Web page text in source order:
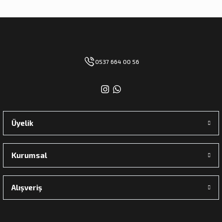
0537 664 00 56
Üyelik
Kurumsal
Alışveriş